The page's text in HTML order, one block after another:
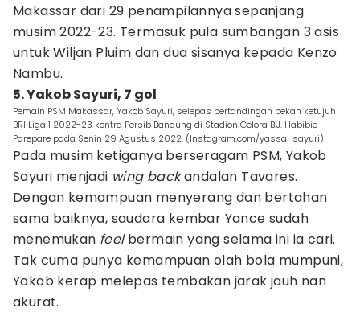
Makassar dari 29 penampilannya sepanjang
musim 2022-23. Termasuk pula sumbangan 3 asis
untuk Wiljan Pluim dan dua sisanya kepada Kenzo
Nambu.
5. Yakob Sayuri, 7 gol
Pemain PSM Makassar, Yakob Sayuri, selepas pertandingan pekan ketujuh
BRI Liga 1 2022-23 kontra Persib Bandung di Stadion Gelora B.J. Habibie
Parepare pada Senin 29 Agustus 2022. (Instagram.com/yassa_sayuri)
Pada musim ketiganya berseragam PSM, Yakob
Sayuri menjadi wing backandalan Tavares.
Dengan kemampuan menyerang dan bertahan
sama baiknya, saudara kembar Yance sudah
menemukan feelbermain yang selama ini ia cari.
Tak cuma punya kemampuan olah bola mumpuni,
Yakob kerap melepas tembakan jarak jauh nan
akurat.